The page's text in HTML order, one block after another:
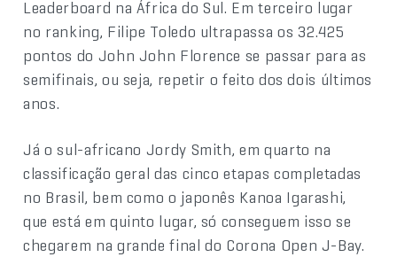
Leaderboard na África do Sul. Em terceiro lugar
no ranking, Filipe Toledo ultrapassa os 32.425
pontos do John John Florence se passar para as
semifinais, ou seja, repetir o feito dos dois últimos
anos.
Já o sul-africano Jordy Smith, em quarto na
classificação geral das cinco etapas completadas
no Brasil, bem como o japonês Kanoa Igarashi,
que está em quinto lugar, só conseguem isso se
chegarem na grande final do Corona Open J-Bay.